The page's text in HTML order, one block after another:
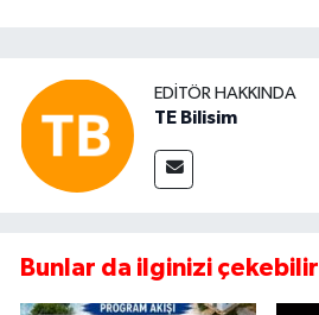
EDITÖR HAKKINDA
TE Bilisim
Bunlar da ilginizi çekebilir